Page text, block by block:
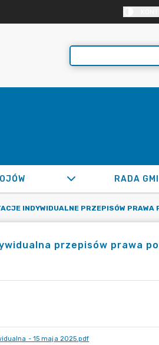
RADA
INDYWIDUALNE PRZEPISÓW PRAWA
przepisów prawa
- 15 maja 2025.pdf